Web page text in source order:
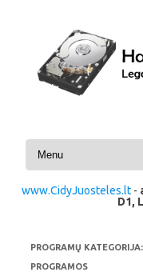
Pereiti prie turinio
www.CidyJuosteles.lt-
D1,
PROGRAMŲ KATEGORIJA:
PROGRAMOS